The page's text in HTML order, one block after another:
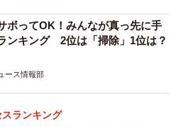
ボってOK！みんなが真っ先に手
ンキング 2位は「掃除」1位は？
ース情報部
スランキング